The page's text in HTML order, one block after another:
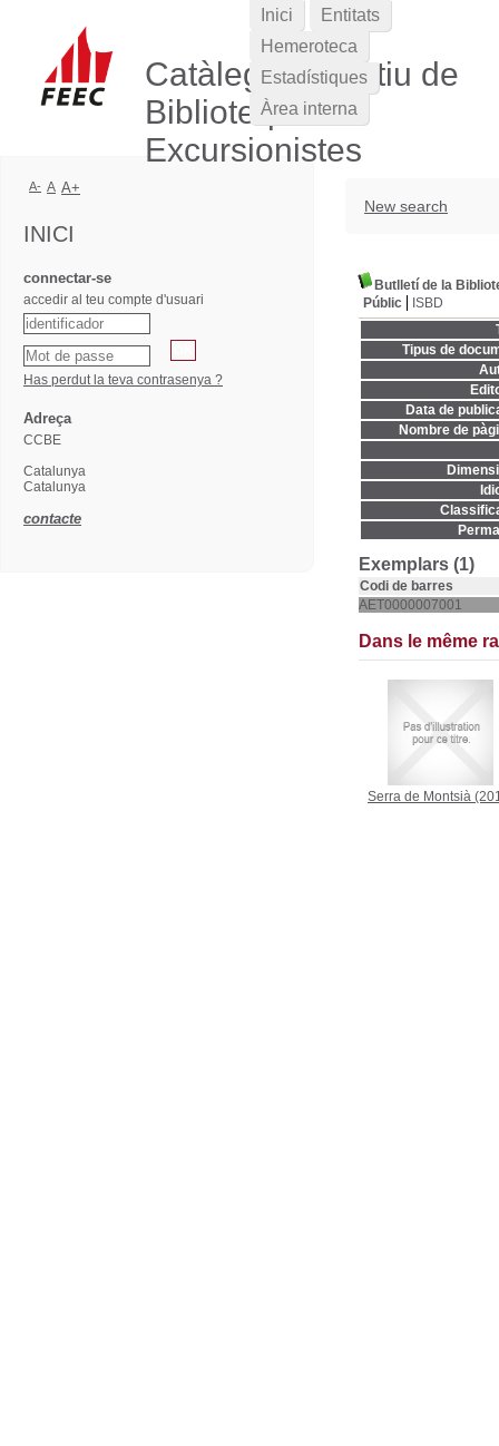
Catàleg Col·lectiu de
Biblioteques
Excursionistes
New search
Butlletí de la
Públic
ISBD
Tipus de
Data de
Nombre de
Exemplars (1)
Codi de barres
AET0000007001
Dans le même
Serra de Montsià
Inici
Entitats
Hemeroteca
Estadístiques
Àrea interna
A- A A+
INICI
connectar-se
accedir al teu compte d'usuari
Has perdut la teva contrasenya ?
Adreça
CCBE
Catalunya
Catalunya
contacte